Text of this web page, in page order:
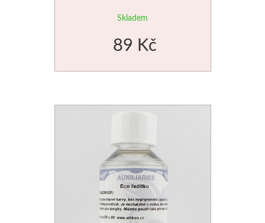
Skladem
89 Kč